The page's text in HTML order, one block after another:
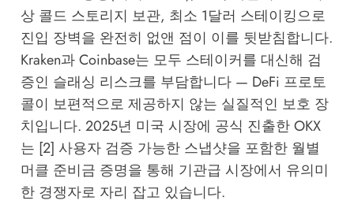
상 콜드 스토리지 보관, 최소 1달러 스테이킹으로
진입 장벽을 완전히 없앤 점이 이를 뒷받침합니다.
Kraken과 Coinbase는 모두 스테이커를 대신해 검
증인 슬래싱 리스크를 부담합니다 — DeFi 프로토
콜이 보편적으로 제공하지 않는 실질적인 보호 장
치입니다. 2025년 미국 시장에 공식 진출한 OKX
는 [2] 사용자 검증 가능한 스냅샷을 포함한 월별
머클 준비금 증명을 통해 기관급 시장에서 유의미
한 경쟁자로 자리 잡고 있습니다.